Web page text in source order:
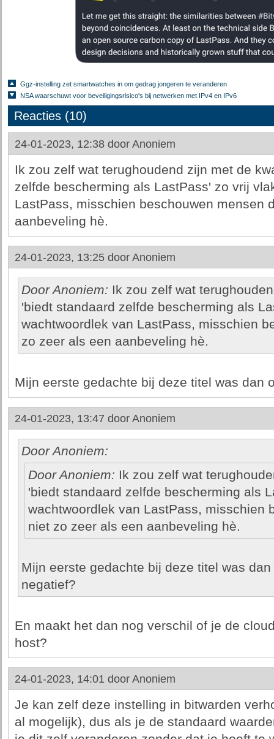
Ggz-instelling zet smartwatches in om gedrag jongeren te veranderen
NSA waarschuwt voor beveiligingsrisico's bij netwerken met IPv4 en IPv6
Reacties (10)
24-01-2023, 12:38 door Anoniem
Ik zou zelf wat terughoudend zijn met de
zelfde bescherming als LastPass' zo vrij
LastPass, misschien beschouwen mensen
aanbeveling hè.
24-01-2023, 13:25 door Anoniem
Door Anoniem: Ik zou zelf wat
'biedt standaard zelfde bescherming als
wachtwoordlek van LastPass, misschien
zo zeer als een aanbeveling hè.
Mijn eerste gedachte bij deze titel was dan
24-01-2023, 13:47 door Anoniem
Door Anoniem:
Door Anoniem: Ik zou zelf wat
'biedt standaard zelfde bescherming als
wachtwoordlek van LastPass, misschien
niet zo zeer als een aanbeveling hè.
Mijn eerste gedachte bij deze titel was
negatief?
En maakt het dan nog verschil of je de
host?
24-01-2023, 14:01 door Anoniem
Je kan zelf deze instelling in bitwarden
al mogelijk), dus als je de standaard